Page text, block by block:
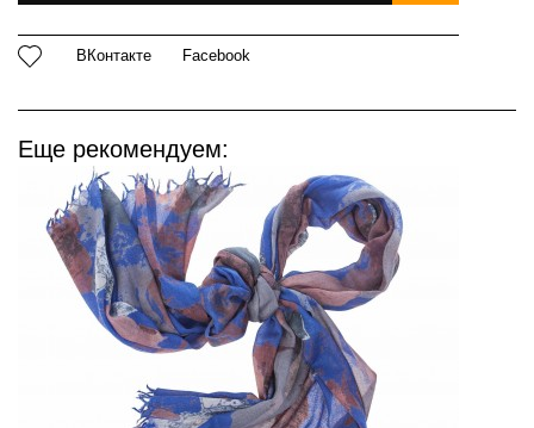
ВКонтакте Facebook
Еще рекомендуем: